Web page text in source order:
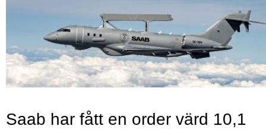
Saab har fått en order värd 10,1